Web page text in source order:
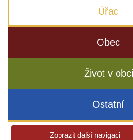
Úřad
Obec
Život v obci
Ostatní
Zobrazit další navigaci